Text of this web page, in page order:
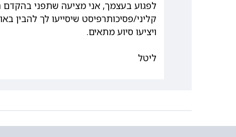
לפגוע בעצמך, אני מציעה שתפני בהקדם
קליני/פסיכותרפיסט שיסייעו לך להבין
ויציעו סיוע מתאים.
ליטל